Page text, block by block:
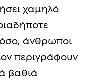
χαμηλό
άνθρωποι
περιγράφουν
βαθιά